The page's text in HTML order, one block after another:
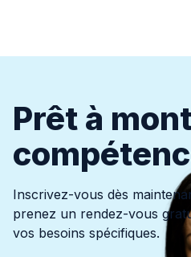
Prêt à
Inscrivez-vous dès
prenez un rendez-vous
vos besoins spécifiques.